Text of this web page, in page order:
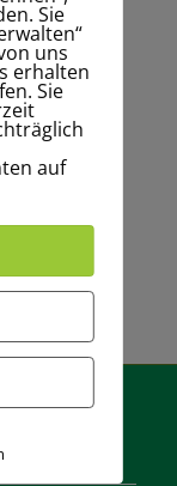
E-Mail-
und
in
Browser
gib eine
in
ein:
Sie
uns
erhalten
Sie
auf